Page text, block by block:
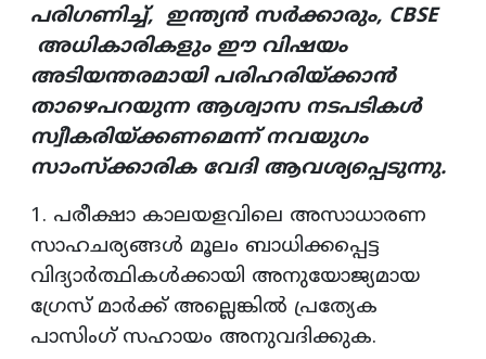
പരിഗണിച്ച്, ഇന്ത്യന്‍ സര്‍ക്കാരും, CBSE
അധികാരികളും ഈ വിഷയം
അടിയന്തരമായി പരിഹരിയ്ക്കാന്‍
താഴെപറയുന്ന ആശ്വാസ നടപടികള്‍
സ്വീകരിയ്ക്കണമെന്ന് നവയുഗം
സാംസ്‌ക്കാരിക വേദി ആവശ്യപ്പെടുന്നു.
1. പരീക്ഷാ കാലയളവിലെ അസാധാരണ
സാഹചര്യങ്ങള്‍ മൂലം ബാധിക്കപ്പെട്ട
വിദ്യാര്‍ത്ഥികള്‍ക്കായി അനുയോജ്യമായ
ഗ്രേസ് മാര്‍ക്ക് അല്ലെങ്കില്‍ പ്രത്യേക
പാസിംഗ് സഹായം അനുവദിക്കുക.